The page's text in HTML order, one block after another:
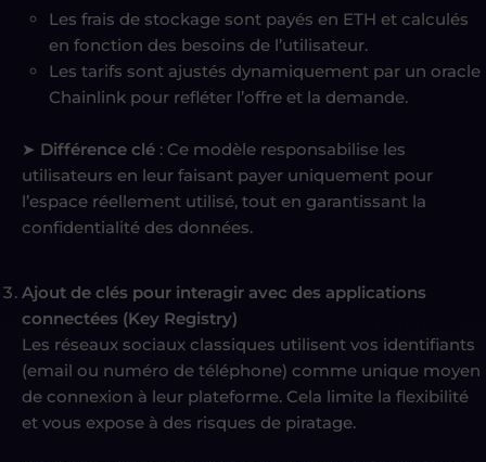
Les frais de stockage sont payés en ETH et calculés
en fonction des besoins de l’utilisateur.
Les tarifs sont ajustés dynamiquement par un oracle
Chainlink pour refléter l’offre et la demande.
➤ Différence clé : Ce modèle responsabilise les
utilisateurs en leur faisant payer uniquement pour
l’espace réellement utilisé, tout en garantissant la
confidentialité des données.
Ajout de clés pour interagir avec des applications
connectées (Key Registry)
Les réseaux sociaux classiques utilisent vos identifiants
(email ou numéro de téléphone) comme unique moyen
de connexion à leur plateforme. Cela limite la flexibilité
et vous expose à des risques de piratage.